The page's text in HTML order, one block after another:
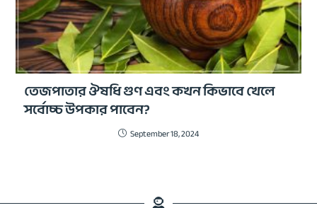
তেজপাতার ঔষধি গুণ এবং কখন কিভাবে খেলে
সর্বোচ্চ উপকার পাবেন?
September 18, 2024